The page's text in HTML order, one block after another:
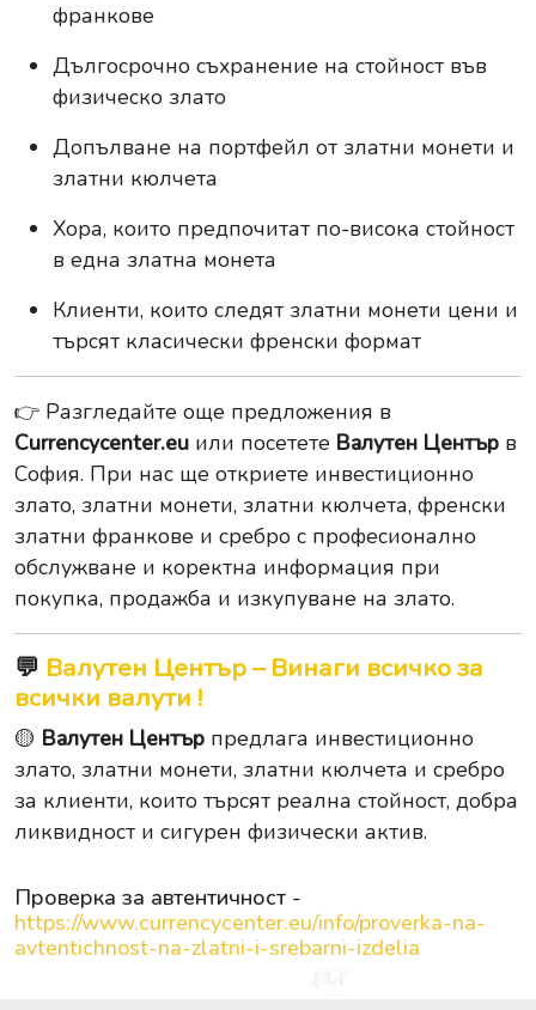
франкове
Дългосрочно съхранение на стойност във
физическо злато
Допълване на портфейл от златни монети и
златни кюлчета
Хора, които предпочитат по-висока стойност
в една златна монета
Клиенти, които следят златни монети цени и
търсят класически френски формат
👉 Разгледайте още предложения в
Currencycenter.eu или посетете Валутен Център в
София. При нас ще откриете инвестиционно
злато, златни монети, златни кюлчета, френски
златни франкове и сребро с професионално
обслужване и коректна информация при
покупка, продажба и изкупуване на злато.
💬 Валутен Център – Винаги всичко за
всички валути !
🟡 Валутен Център предлага инвестиционно
злато, златни монети, златни кюлчета и сребро
за клиенти, които търсят реална стойност, добра
ликвидност и сигурен физически актив.
Проверка за автентичност -
https://www.currencycenter.eu/info/proverka-na-
avtentichnost-na-zlatni-i-srebarni-izdelia